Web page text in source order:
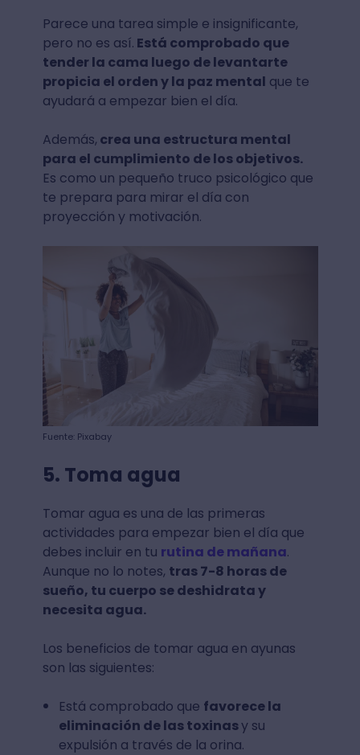
Parece una tarea simple e insignificante,
pero no es así. Está comprobado que
tender la cama luego de levantarte
propicia el orden y la paz mental que te
ayudará a empezar bien el día.
Además, crea una estructura mental
para el cumplimiento de los objetivos.
Es como un pequeño truco psicológico que
te prepara para mirar el día con
proyección y motivación.
Fuente: Pixabay
5. Toma agua
Tomar agua es una de las primeras
actividades para empezar bien el día que
debes incluir en tu rutina de mañana.
Aunque no lo notes, tras 7-8 horas de
sueño, tu cuerpo se deshidrata y
necesita agua.
Los beneficios de tomar agua en ayunas
son las siguientes:
Está comprobado que favorece la
eliminación de las toxinasy su
expulsión a través de la orina.